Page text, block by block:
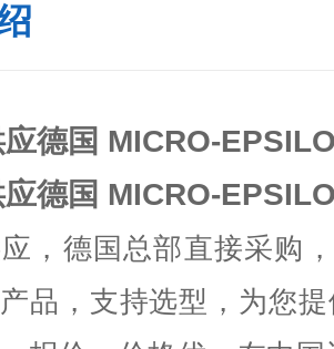
德国 MICRO-
德国 MICRO-
，德国总部直接采购
品，支持选型，为您